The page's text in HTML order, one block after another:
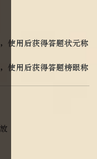
使用后获得答题状元称
使用后获得答题榜眼称